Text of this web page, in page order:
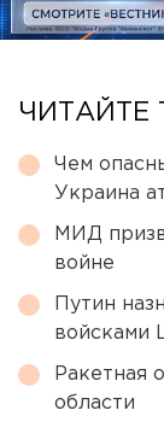
ЧИТАЙТЕ
Чем
Украина
МИД
войне
Путин
войсками
Ракетная
области